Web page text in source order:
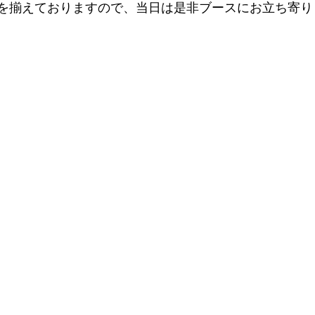
揃えておりますので、当日は是非ブースにお立ち寄